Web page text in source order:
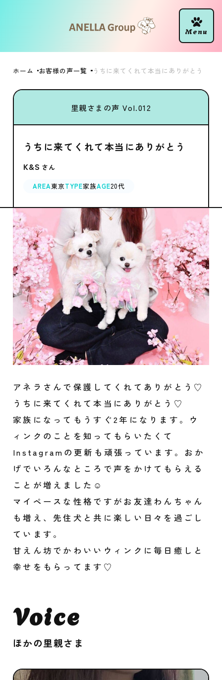
ホーム お客様の声一覧 うちに来てくれて本当にありがとう
里親さまの声 Vol.012
うちに来てくれて本当にありがとう
K&S
AREA東京TYPE家族AGE20代
アネラさんで保護してくれてありがとう♡
うちに来てくれて本当にありがとう♡
家族になってもうすぐ2年になります。ウ
ィンクのことを知ってもらいたくて
Instagramの更新も頑張っています。おか
げでいろんなところで声をかけてもらえる
ことが増えました☺︎
マイペースな性格ですがお友達わんちゃん
も増え、先住犬と共に楽しい日々を過ごし
ています。
甘えん坊でかわいいウィンクに毎日癒しと
幸せをもらってます♡
Voice
ほかの里親さま